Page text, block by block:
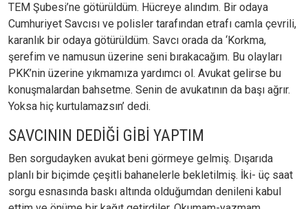
TEM Şubesi’ne götürüldüm. Hücreye alındım. Bir odaya
Cumhuriyet Savcısı ve polisler tarafından etrafı camla çevrili,
karanlık bir odaya götürüldüm. Savcı orada da ‘Korkma,
şerefim ve namusun üzerine seni bırakacağım. Bu olayları
PKK’nin üzerine yıkmamıza yardımcı ol. Avukat gelirse bu
konuşmalardan bahsetme. Senin de avukatının da başı ağrır.
Yoksa hiç kurtulamazsın’ dedi.
SAVCININ DEDİĞİ GİBİ YAPTIM
Ben sorgudayken avukat beni görmeye gelmiş. Dışarıda
planlı bir biçimde çeşitli bahanelerle bekletilmiş. İki- üç saat
sorgu esnasında baskı altında olduğumdan denileni kabul